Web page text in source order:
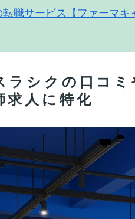
職サービス【ファーマキ
ラシクの口コ
求人に特化